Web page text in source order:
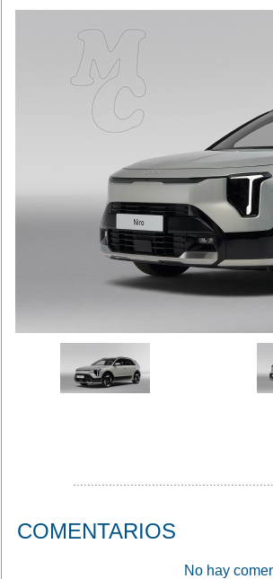
COMENTARIOS
No hay